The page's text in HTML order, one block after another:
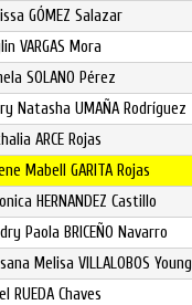
GÓMEZ Salazar
VARGAS Mora
SOLANO Pérez
Natasha UMAÑA Rodríguez
ARCE Rojas
Mabell GARITA Rojas
HERNANDEZ Castillo
Paola BRICEÑO Navarro
Melisa VILLALOBOS Young
RUEDA Chaves